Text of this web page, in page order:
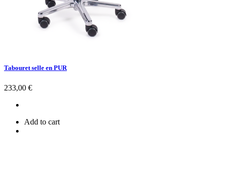
Tabouret selle en PUR
Prix
233,00 €
Add to cart